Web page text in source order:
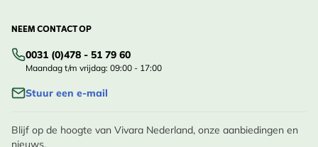
NEEM CONTACT OP
0031 (0)478 - 51 79 60
Maandag t/m vrijdag: 09:00 - 17:00
Stuur een e-mail
Blijf op de hoogte van Vivara Nederland, onze aanbiedingen en
nieuws.